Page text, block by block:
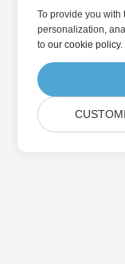
To provide you
personalization,
toour cookie policy.